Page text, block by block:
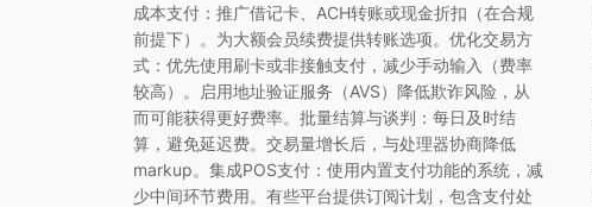
成本支付：推广借记卡、ACH转账或现金折扣（在合规
前提下）。为大额会员续费提供转账选项。优化交易方
式：优先使用刷卡或非接触支付，减少手动输入（费率
较高）。启用地址验证服务（AVS）降低欺诈风险，从
而可能获得更好费率。批量结算与谈判：每日及时结
算，避免延迟费。交易量增长后，与处理器协商降低
markup。集成POS支付：使用内置支付功能的系统，减
少中间环节费用。有些平台提供订阅计划，包含支付处